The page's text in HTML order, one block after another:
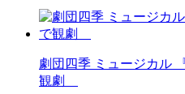
劇団四季 ミュージカル
観劇